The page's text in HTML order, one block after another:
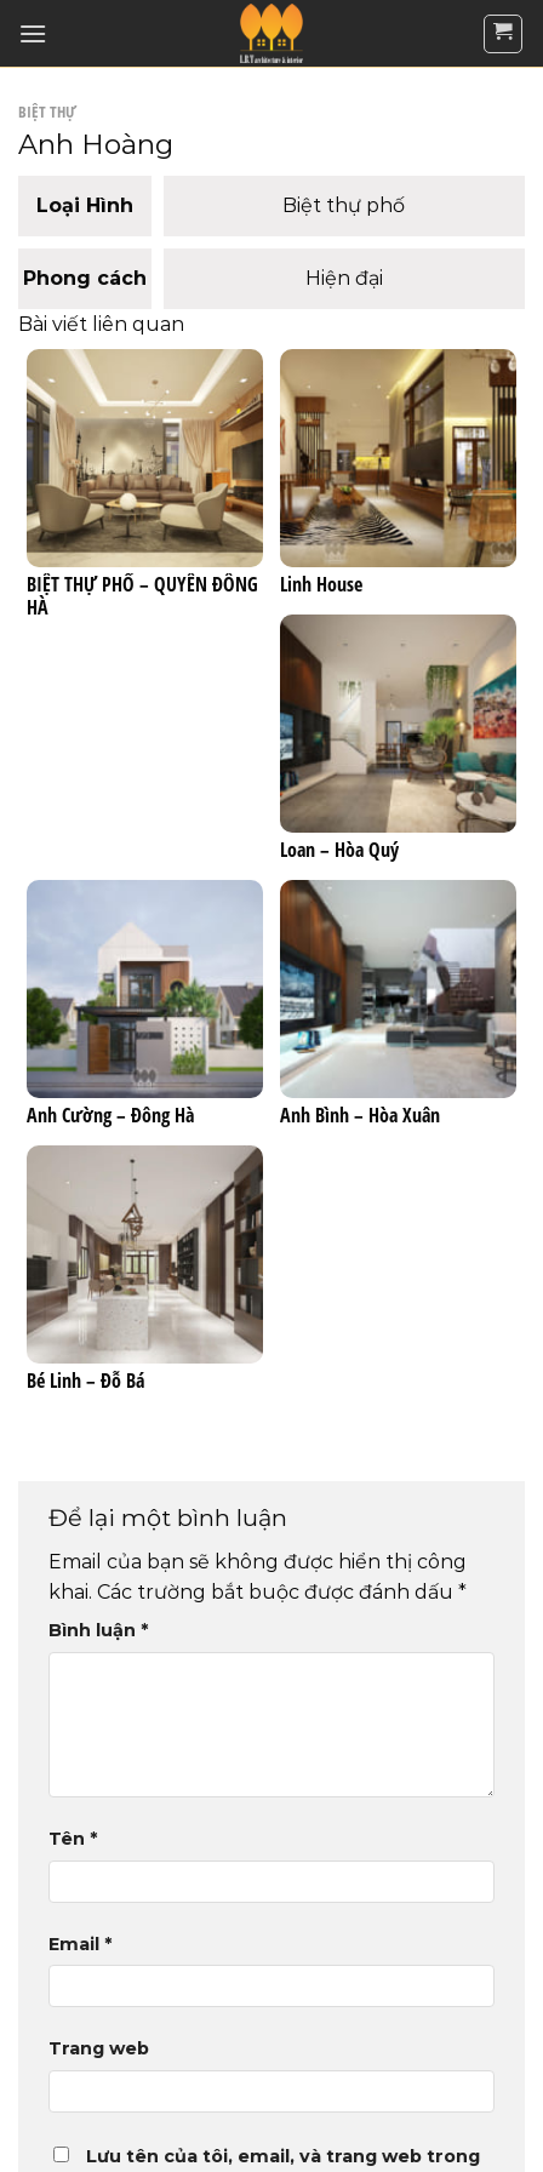
content
BIỆT THỰ
Anh Hoàng
Loại Hình Biệt thự phố
Phong cách
Hiện đại
Bài viết liên quan
BIỆT THỰ PHỐ – QUYÊN ĐÔNG
HÀ
Linh House
Loan – Hòa Quý
Anh Cường – Đông Hà Anh Bình – Hòa Xuân
Bé Linh – Đỗ Bá
Để lại một bình luận
Email của bạn sẽ không được hiển thị công
khai. Các trường bắt buộc được đánh dấu *
Bình luận *
Tên *
Email *
Trang web
Lưu tên của tôi, email, và trang web trong